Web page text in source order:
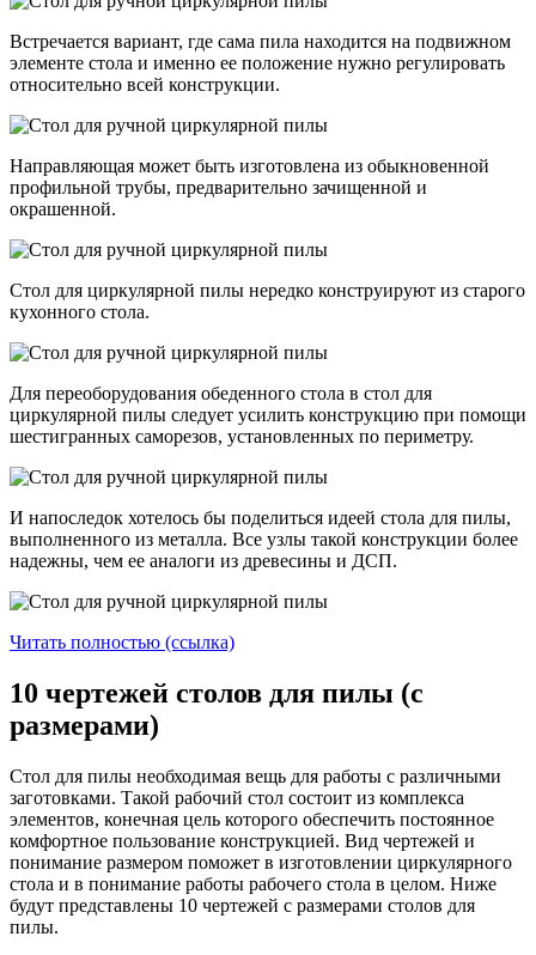
Встречается вариант, где сама пила находится на подвижном
элементе стола и именно ее положение нужно регулировать
относительно всей конструкции.
Направляющая может быть изготовлена из обыкновенной
профильной трубы, предварительно зачищенной и
окрашенной.
Стол для циркулярной пилы нередко конструируют из старого
кухонного стола.
Для переоборудования обеденного стола в стол для
циркулярной пилы следует усилить конструкцию при помощи
шестигранных саморезов, установленных по периметру.
И напоследок хотелось бы поделиться идеей стола для пилы,
выполненного из металла. Все узлы такой конструкции более
надежны, чем ее аналоги из древесины и ДСП.
Читать полностью (ссылка)
10 чертежей столов для пилы (с
размерами)
Стол для пилы необходимая вещь для работы с различными
заготовками. Такой рабочий стол состоит из комплекса
элементов, конечная цель которого обеспечить постоянное
комфортное пользование конструкцией. Вид чертежей и
понимание размером поможет в изготовлении циркулярного
стола и в понимание работы рабочего стола в целом. Ниже
будут представлены 10 чертежей с размерами столов для
пилы.